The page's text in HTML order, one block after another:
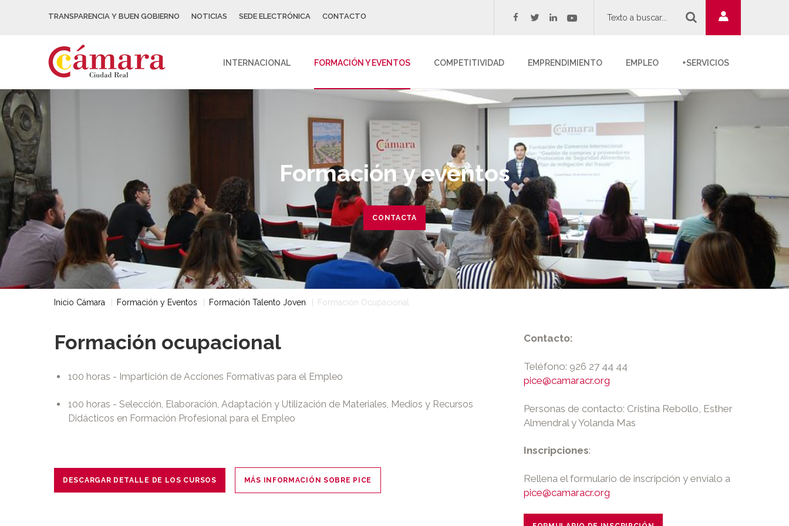
TRANSPARENCIA Y BUEN GOBIERNO NOTICIAS SEDE ELECTRÓNICA CONTACTO facebook
twitterlinkedinyoutube
INTERNACIONAL FORMACIÓN Y EVENTOS COMPETITIVIDAD EMPRENDIMIENTO EMPLEO +SERVICIOS
Formación y eventos
CONTACTA
Inicio Cámara Formación y Eventos Formación Talento Joven Formación Ocupacional
Formación ocupacional
100 horas - Impartición de Acciones Formativas para el Empleo
100 horas - Selección, Elaboración, Adaptación y Utilización de Materiales, Medios y Recursos
Didácticos en Formación Profesional para el Empleo
DESCARGAR DETALLE DE LOS CURSOS MÁS INFORMACIÓN SOBRE PICE
Contacto:
Teléfono: 926 27 44 44
pice@camaracr.org
Personas de contacto: Cristina Rebollo, Esther
Almendral y Yolanda Mas
Inscripciones:
Rellena el formulario de inscripción y envíalo a
pice@camaracr.org